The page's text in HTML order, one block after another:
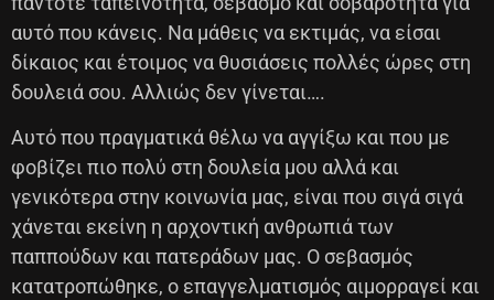
αυτό που κάνεις. Να μάθεις να εκτιμάς, να είσαι
δίκαιος και έτοιμος να θυσιάσεις πολλές ώρες στη
δουλειά σου. Αλλιώς δεν γίνεται….
Αυτό που πραγματικά θέλω να αγγίξω και που με
φοβίζει πιο πολύ στη δουλεία μου αλλά και
γενικότερα στην κοινωνία μας, είναι που σιγά σιγά
χάνεται εκείνη η αρχοντική ανθρωπιά των
παππούδων και πατεράδων μας. Ο σεβασμός
κατατροπώθηκε, ο επαγγελματισμός αιμορραγεί και